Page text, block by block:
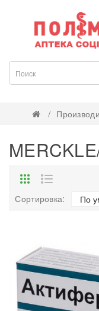
Сортировка: